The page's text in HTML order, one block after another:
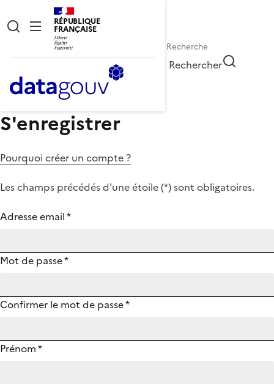
RÉPUBLIQUE
FRANÇAISE
Rechercher
S'enregistrer
Pourquoi créer un compte ?
Les champs précédés d'une étoile (*) sont obligatoires.
Adresse email*
Mot de passe*
Confirmer le mot de passe*
Prénom*